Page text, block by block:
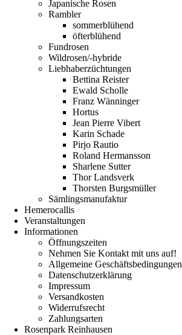
Japanische Rosen
Rambler
sommerblühend
öfterblühend
Fundrosen
Wildrosen/-hybride
Liebhaberzüchtungen
Bettina Reister
Ewald Scholle
Franz Wänninger
Hortus
Jean Pierre Vibert
Karin Schade
Pirjo Rautio
Roland Hermansson
Sharlene Sutter
Thor Landsverk
Thorsten Burgsmüller
Sämlingsmanufaktur
Hemerocallis
Veranstaltungen
Informationen
Öffnungszeiten
Nehmen Sie Kontakt mit uns auf!
Allgemeine Geschäftsbedingungen
Datenschutzerklärung
Impressum
Versandkosten
Widerrufsrecht
Zahlungsarten
Rosenpark Reinhausen